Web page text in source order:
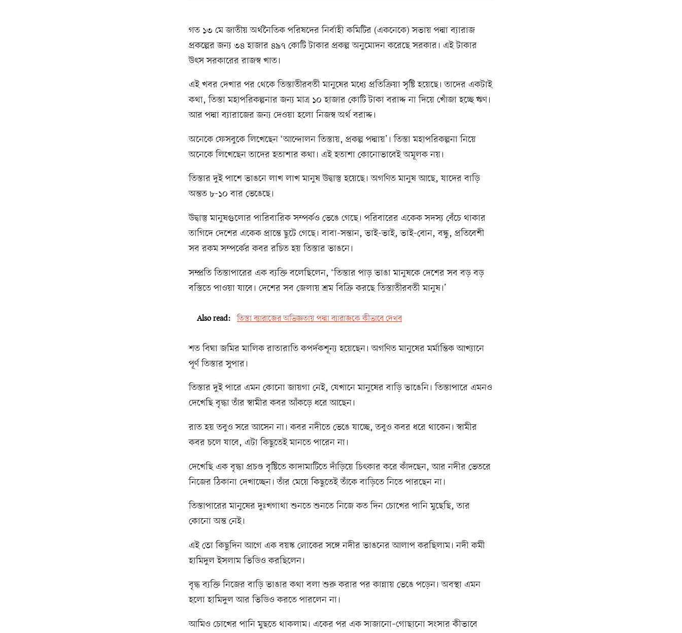
গত ১৩ মে জাতীয় অর্থনৈতিক পরিষদের নির্বাহী কমিটির (একনেকে) সভায় পদ্মা ব্যারাজ
প্রকল্পের জন্য ৩৪ হাজার ৪৯৭ কোটি টাকার প্রকল্প অনুমোদন করেছে সরকার। এই টাকার
উৎস সরকারের রাজস্ব খাত।
এই খবর দেখার পর থেকে তিস্তাতীরবর্তী মানুষের মধ্যে প্রতিক্রিয়া সৃষ্টি হয়েছে। তাদের একটাই
কথা, তিস্তা মহাপরিকল্পনার জন্য মাত্র ১০ হাজার কোটি টাকা বরাদ্দ না দিয়ে খোঁজা হচ্ছে ঋণ।
আর পদ্মা ব্যারাজের জন্য দেওয়া হলো নিজস্ব অর্থ বরাদ্দ।
অনেকে ফেসবুকে লিখেছেন ‘আন্দোলন তিস্তায়, প্রকল্প পদ্মায়’। তিস্তা মহাপরিকল্পনা নিয়ে
অনেকে লিখেছেন তাদের হতাশার কথা। এই হতাশা কোনোভাবেই অমূলক নয়।
তিস্তার দুই পাশে ভাঙনে লাখ লাখ মানুষ উদ্বাস্তু হয়েছে। অগণিত মানুষ আছে, যাদের বাড়ি
অন্তত ৮-১০ বার ভেঙেছে।
উদ্বাস্তু মানুষগুলোর পারিবারিক সম্পর্কও ভেঙে গেছে। পরিবারের একেক সদস্য বেঁচে থাকার
তাগিদে দেশের একেক প্রান্তে ছুটে গেছে। বাবা-সন্তান, ভাই-ভাই, ভাই-বোন, বন্ধু, প্রতিবেশী
সব রকম সম্পর্কের কবর রচিত হয় তিস্তার ভাঙনে।
সম্প্রতি তিস্তাপারের এক ব্যক্তি বলেছিলেন, ‘তিস্তার পাড় ভাঙা মানুষকে দেশের সব বড় বড়
বস্তিতে পাওয়া যাবে। দেশের সব জেলায় শ্রম বিক্রি করছে তিস্তাতীরবর্তী মানুষ।’
Also read: তিস্তা ব্যারাজের অভিজ্ঞতায় পদ্মা ব্যারাজকে কীভাবে দেখব
শত বিঘা জমির মালিক রাতারাতি কপর্দকশূন্য হয়েছেন। অগণিত মানুষের মর্মান্তিক আখ্যানে
পূর্ণ তিস্তার সুপার।
তিস্তার দুই পারে এমন কোনো জায়গা নেই, যেখানে মানুষের বাড়ি ভাঙেনি। তিস্তাপারে এমনও
দেখেছি বৃদ্ধা তাঁর স্বামীর কবর আঁকড়ে ধরে আছেন।
রাত হয় তবুও সরে আসেন না। কবর নদীতে ভেঙে যাচ্ছে, তবুও কবর ধরে থাকেন। স্বামীর
কবর চলে যাবে, এটা কিছুতেই মানতে পারেন না।
দেখেছি এক বৃদ্ধা প্রচণ্ড বৃষ্টিতে কাদামাটিতে দাঁড়িয়ে চিৎকার করে কাঁদছেন, আর নদীর ভেতরে
নিজের ঠিকানা দেখাচ্ছেন। তাঁর মেয়ে কিছুতেই তাঁকে বাড়িতে নিতে পারছেন না।
তিস্তাপারের মানুষের দুঃখগাথা শুনতে শুনতে নিজে কত দিন চোখের পানি মুছেছি, তার
কোনো অন্ত নেই।
এই তো কিছুদিন আগে এক বয়স্ক লোকের সঙ্গে নদীর ভাঙনের আলাপ করছিলাম। নদী কর্মী
হামিদুল ইসলাম ভিডিও করছিলেন।
বৃদ্ধ ব্যক্তি নিজের বাড়ি ভাঙার কথা বলা শুরু করার পর কান্নায় ভেঙে পড়েন। অবস্থা এমন
হলো হামিদুল আর ভিডিও করতে পারলেন না।
আমিও চোখের পানি মুছতে থাকলাম। একের পর এক সাজানো–গোছানো সংসার কীভাবে